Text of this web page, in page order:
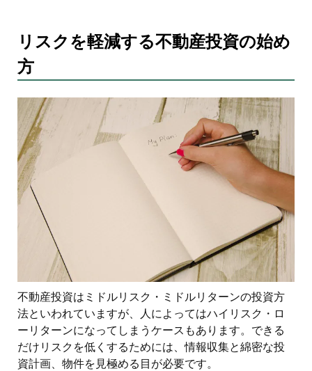
リスクを軽減する不動産投資の始め
方
不動産投資はミドルリスク・ミドルリターンの投資方
法といわれていますが、人によってはハイリスク・ロ
ーリターンになってしまうケースもあります。できる
だけリスクを低くするためには、情報収集と綿密な投
資計画、物件を見極める目が必要です。